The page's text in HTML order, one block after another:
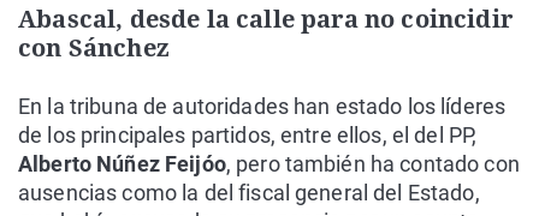
Abascal, desde la calle para no coincidir
con Sánchez
En la tribuna de autoridades han estado los líderes
de los principales partidos, entre ellos, el del PP,
Alberto Núñez Feijóo, pero también ha contado con
ausencias como la del fiscal general del Estado,